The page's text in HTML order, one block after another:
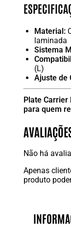
Material:
laminada
Sistema
(L)
Ajuste de
Plate Carrier
para quem
Não há
Apenas
produto